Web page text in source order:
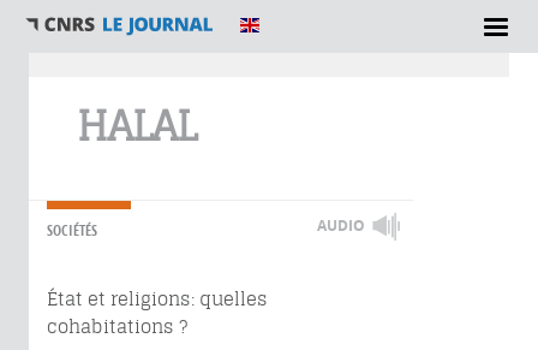
HALAL
SOCIÉTÉS AUDIO
État et religions: quelles
cohabitations ?